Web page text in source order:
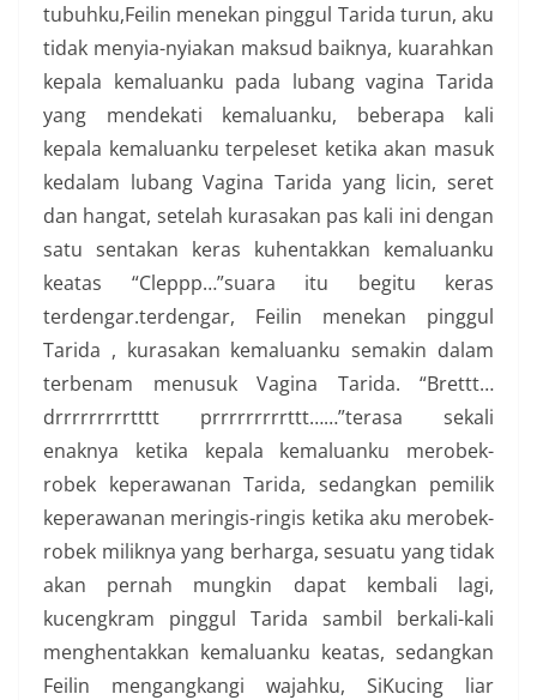
tubuhku,Feilin menekan pinggul Tarida turun, aku
tidak menyia-nyiakan maksud baiknya, kuarahkan
kepala kemaluanku pada lubang vagina Tarida
yang mendekati kemaluanku, beberapa kali
kepala kemaluanku terpeleset ketika akan masuk
kedalam lubang Vagina Tarida yang licin, seret
dan hangat, setelah kurasakan pas kali ini dengan
satu sentakan keras kuhentakkan kemaluanku
keatas “Cleppp…”suara itu begitu keras
terdengar.terdengar, Feilin menekan pinggul
Tarida , kurasakan kemaluanku semakin dalam
terbenam menusuk Vagina Tarida. “Brettt…
drrrrrrrrrtttt prrrrrrrrrttt……”terasa sekali
enaknya ketika kepala kemaluanku merobek-
robek keperawanan Tarida, sedangkan pemilik
keperawanan meringis-ringis ketika aku merobek-
robek miliknya yang berharga, sesuatu yang tidak
akan pernah mungkin dapat kembali lagi,
kucengkram pinggul Tarida sambil berkali-kali
menghentakkan kemaluanku keatas, sedangkan
Feilin mengangkangi wajahku, SiKucing liar